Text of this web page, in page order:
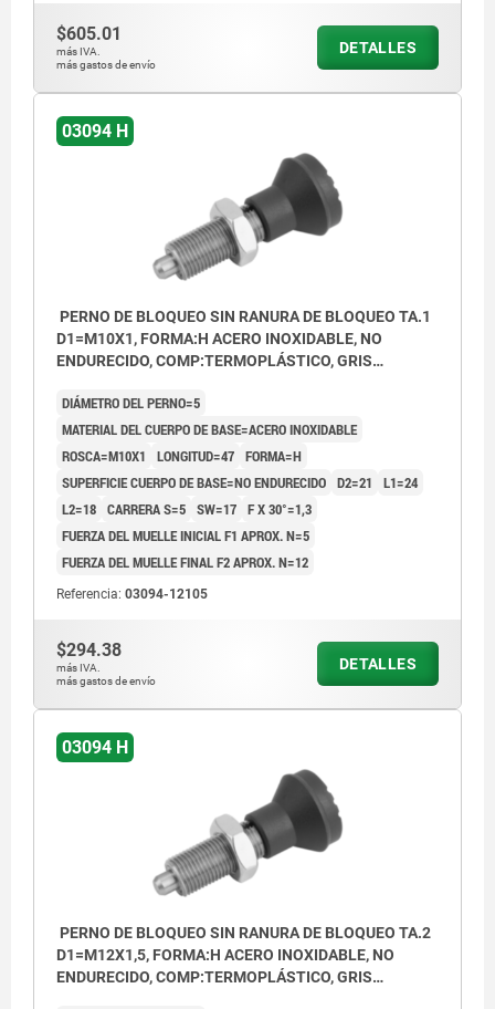
$605.01
más IVA.
más gastos de envío
DETALLES
03094 H
PERNO DE BLOQUEO SIN RANURA DE BLOQUEO TA.1
D1=M10X1, FORMA:H ACERO INOXIDABLE, NO
ENDURECIDO, COMP:TERMOPLÁSTICO, GRIS
DIÁMETRO DEL PERNO=5
MATERIAL DEL CUERPO DE BASE=ACERO INOXIDABLE
ROSCA=M10X1
LONGITUD=47 FORMA=H
SUPERFICIE CUERPO DE BASE=NO ENDURECIDO D2=21
L1=24
L2=18 CARRERA S=5 SW=17 F X 30°=1,3
FUERZA DEL MUELLE INICIAL F1 APROX. N=5
FUERZA DEL MUELLE FINAL F2 APROX. N=12
Referencia: 03094-12105
$294.38
más IVA.
más gastos de envío
DETALLES
03094 H
PERNO DE BLOQUEO SIN RANURA DE BLOQUEO TA.2
D1=M12X1,5, FORMA:H ACERO INOXIDABLE, NO
ENDURECIDO, COMP:TERMOPLÁSTICO, GRIS